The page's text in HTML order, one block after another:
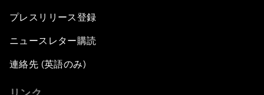
プレスリリース登録
ニュースレター購読
連絡先 (英語のみ)